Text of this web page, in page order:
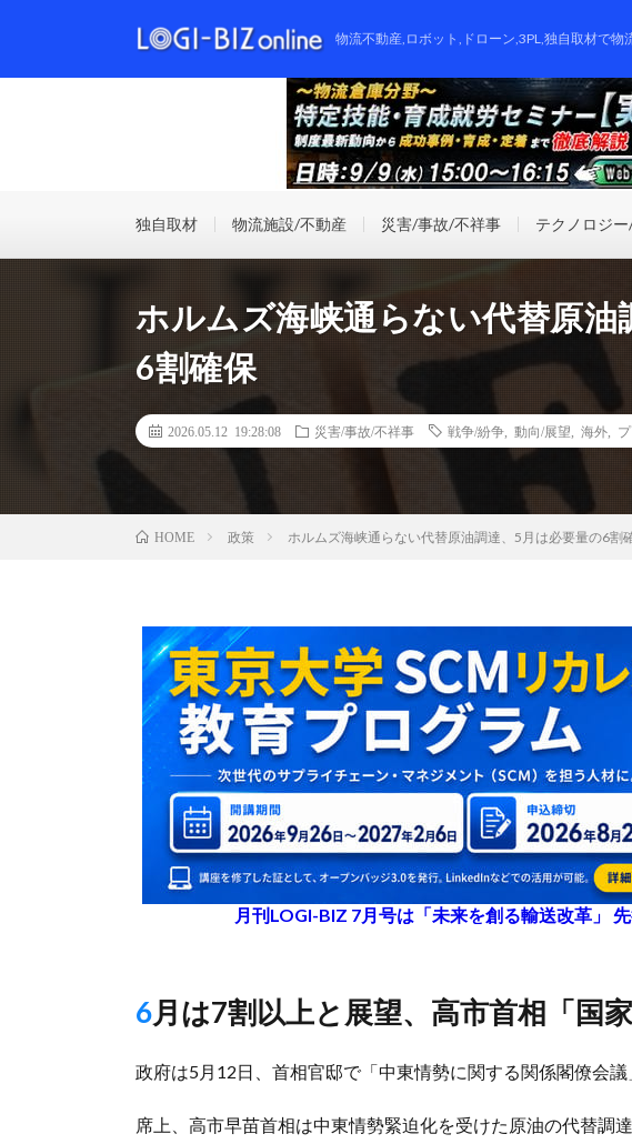
物流不動産,ロボット,ドローン,3PL,独自取材で物
独自取材 物流施設/不動産 災害/事故/不祥事 テクノロジ
ホルムズ海峡通らない代替原油
6割確保
2026.05.12 19:28:08 災害/事故/不祥事 戦争/紛争 動向/展望 海外
HOME 政策 ホルムズ海峡通らない代替原油調達、5月は必要量の6割
月刊LOGI-BIZ 7月号は「未来を創る輸送改革」
6月は7割以上と展望、高市首相「国
政府は5月12日、首相官邸で「中東情勢に関する関係閣僚会議
席上、高市早苗首相は中東情勢緊迫化を受けた原油の代替調